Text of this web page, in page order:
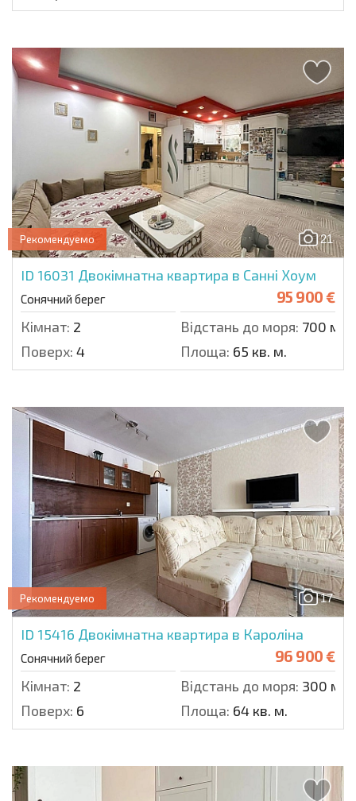
21
Рекомендуемо
ID 16031 Двокімнатна квартира в Санні Хоум
Сонячний берег 95 900 €
Кімнат: 2 Відстань до моря: 700 м.
Поверх: 4 Площа: 65 кв. м.
17
Рекомендуемо
ID 15416 Двокімнатна квартира в Кароліна
Сонячний берег 96 900 €
Кімнат: 2 Відстань до моря: 300 м.
Поверх: 6 Площа: 64 кв. м.